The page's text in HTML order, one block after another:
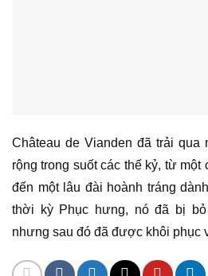
Château de Vianden đã trải qua
rộng trong suốt các thế kỷ, từ một
đến một lâu đài hoành tráng
thời kỳ Phục hưng, nó đã bị
nhưng sau đó đã được khôi phục